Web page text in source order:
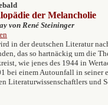
der Melancholie
von René Steininger
in der deutschen Literatur
das so hartnäckig um die
wie jenes des 1944 in
bei einem Autounfall in seiner
Literaturwissenschaftlers und